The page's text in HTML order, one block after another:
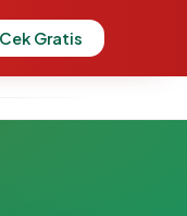
Cek Gratis